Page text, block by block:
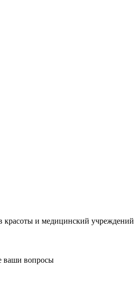
красоты и медицинский учреждений
ваши вопросы